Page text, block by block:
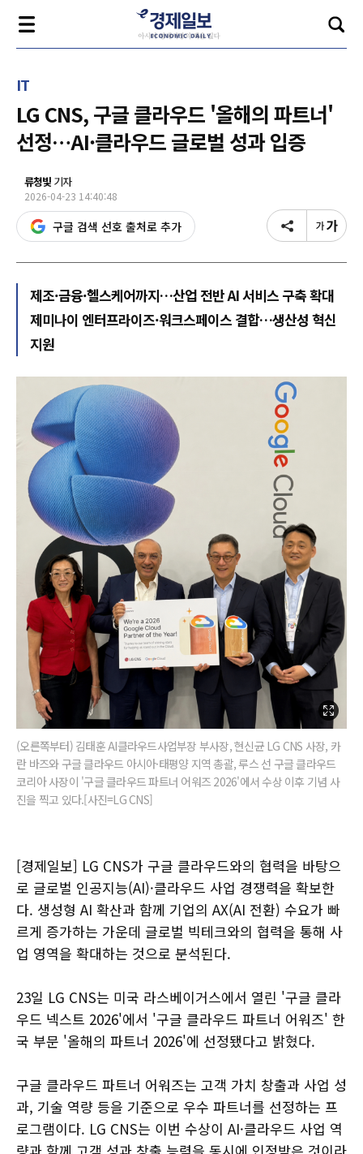
IT
LG CNS, 구글 클라우드 '올해의 파트너'
선정…AI·클라우드 글로벌 성과 입증
류청빛 기자
2026-04-23 14:40:48
구글 검색 선호 출처로 추가
제조·금융·헬스케어까지…산업 전반 AI 서비스 구축 확대
제미나이 엔터프라이즈·워크스페이스 결합…생산성 혁신
지원
(오른쪽부터) 김태훈 AI클라우드사업부장 부사장, 현신균 LG CNS 사장, 카
란 바즈와 구글 클라우드 아시아·태평양 지역 총괄, 루스 선 구글 클라우드
코리아 사장이 '구글 클라우드 파트너 어워즈 2026'에서 수상 이후 기념 사
진을 찍고 있다.[사진=LG CNS]
[경제일보] LG CNS가 구글 클라우드와의 협력을 바탕으
로 글로벌 인공지능(AI)·클라우드 사업 경쟁력을 확보한
다. 생성형 AI 확산과 함께 기업의 AX(AI 전환) 수요가 빠
르게 증가하는 가운데 글로벌 빅테크와의 협력을 통해 사
업 영역을 확대하는 것으로 분석된다.
23일 LG CNS는 미국 라스베이거스에서 열린 '구글 클라
우드 넥스트 2026'에서 '구글 클라우드 파트너 어워즈' 한
국 부문 '올해의 파트너 2026'에 선정됐다고 밝혔다.
구글 클라우드 파트너 어워즈는 고객 가치 창출과 사업 성
과, 기술 역량 등을 기준으로 우수 파트너를 선정하는 프
로그램이다. LG CNS는 이번 수상이 AI·클라우드 사업 역
량과 함께 고객 성과 창출 능력을 동시에 인정받은 것이라